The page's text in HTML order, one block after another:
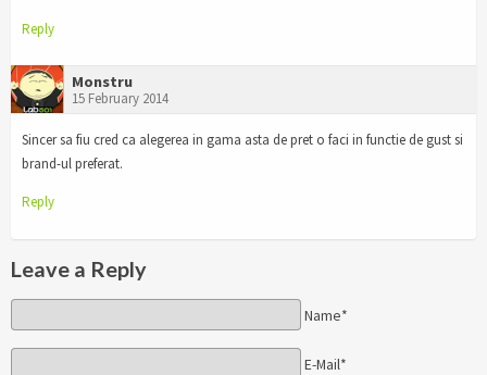
Reply
Monstru
15 February 2014
Sincer sa fiu cred ca alegerea in gama asta de pret o faci in functie de gust si
brand-ul preferat.
Reply
Leave a Reply
Name*
E-Mail*